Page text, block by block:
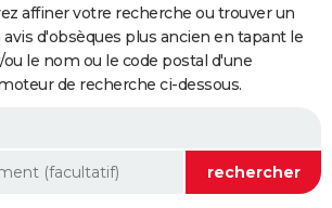
ville
affiner votre recherche ou trouver un
avis d'obsèques plus ancien en tapant le
le nom ou le code postal d'une
de recherche ci-dessous.